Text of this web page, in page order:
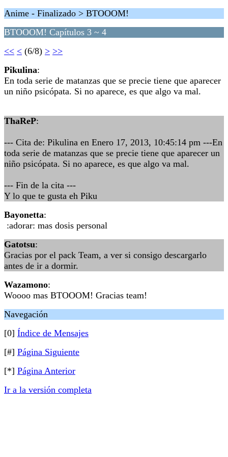
Anime - Finalizado > BTOOOM!
BTOOOM! Capítulos 3 ~ 4
<< < (6/8) > >>
Pikulina:
En toda serie de matanzas que se precie tiene que aparecer
un niño psicópata. Si no aparece, es que algo va mal.
ThaReP:
--- Cita de: Pikulina en Enero 17, 2013, 10:45:14 pm ---En
toda serie de matanzas que se precie tiene que aparecer un
niño psicópata. Si no aparece, es que algo va mal.
--- Fin de la cita ---
Y lo que te gusta eh Piku
Bayonetta:
:adorar: mas dosis personal
Gatotsu:
Gracias por el pack Team, a ver si consigo descargarlo
antes de ir a dormir.
Wazamono:
Woooo mas BTOOOM! Gracias team!
Navegación
[0] Índice de Mensajes
[#] Página Siguiente
[*] Página Anterior
Ir a la versión completa